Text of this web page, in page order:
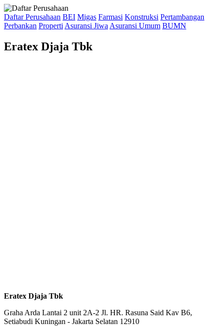
Daftar Perusahaan BEI Migas Farmasi Konstruksi Pertambangan
Perbankan Properti Asuransi Jiwa Asuransi Umum BUMN
Eratex Djaja Tbk
Eratex Djaja Tbk
Graha Arda Lantai 2 unit 2A-2 Jl. HR. Rasuna Said Kav B6,
Setiabudi Kuningan - Jakarta Selatan 12910